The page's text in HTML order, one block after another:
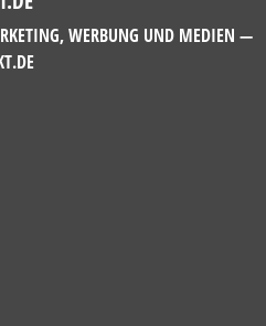
WERBUNG UND MEDIEN —